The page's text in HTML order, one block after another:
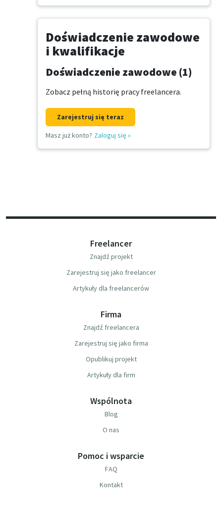
Doświadczenie zawodowe
i kwalifikacje
Doświadczenie zawodowe (1)
Zobacz pełną historię pracy freelancera.
Zarejestruj się teraz
Masz już konto? Zaloguj się »
Freelancer
Znajdź projekt
Zarejestruj się jako freelancer
Artykuły dla freelancerów
Firma
Znajdź freelancera
Zarejestruj się jako firma
Opublikuj projekt
Artykuły dla firm
Wspólnota
Blog
O nas
Pomoc i wsparcie
FAQ
Kontakt